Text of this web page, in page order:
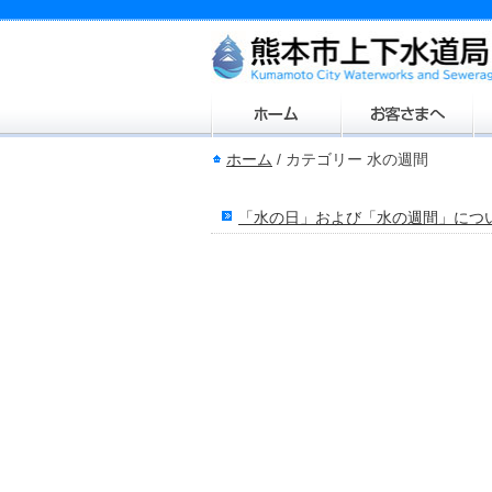
ホーム / カテゴリー 水の週間
「水の日」および「水の週間」につ